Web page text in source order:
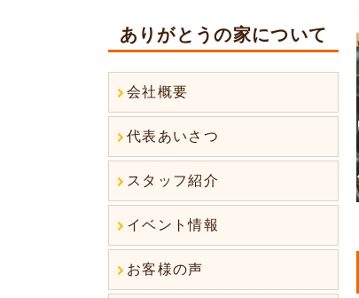
ありがとうの家について
会社概要
代表あいさつ
スタッフ紹介
イベント情報
お客様の声